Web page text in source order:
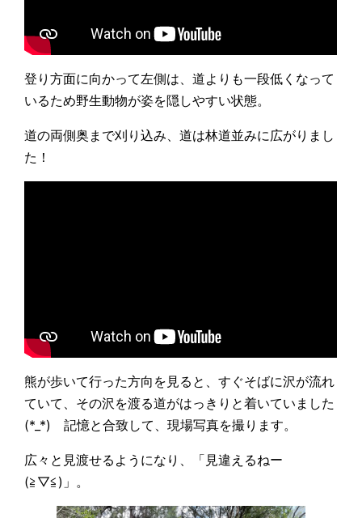
登り方面に向かって左側は、道よりも一段低くなって
いるため野生動物が姿を隠しやすい状態。
道の両側奥まで刈り込み、道は林道並みに広がりまし
た！
熊が歩いて行った方向を見ると、すぐそばに沢が流れ
ていて、その沢を渡る道がはっきりと着いていました
(*_*) 記憶と合致して、現場写真を撮ります。
広々と見渡せるようになり、「見違えるねー
(≧▽≦)」。